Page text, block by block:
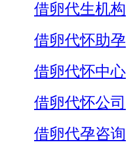
借卵代生机构
借卵代怀助孕
借卵代怀中心
借卵代怀公司
借卵代孕咨询